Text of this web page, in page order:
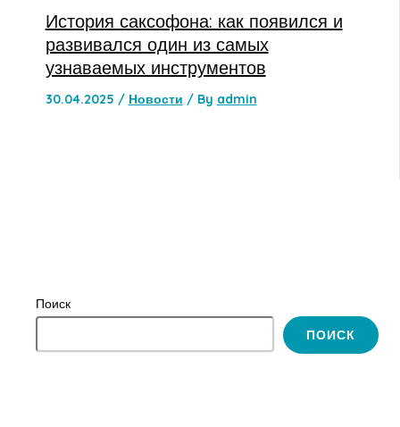
Поиск
ПОИСК
История саксофона: как появился и
развивался один из самых
узнаваемых инструментов
30.04.2025 / Новости / By admin